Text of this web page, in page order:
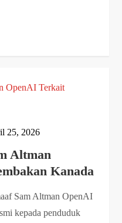
25, 2026
Altman
Kanada
Sam Altman OpenAI
kepada penduduk